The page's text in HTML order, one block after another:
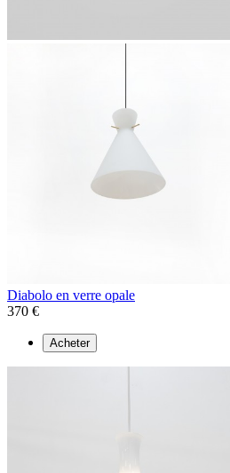
Diabolo en verre opale
370 €
Acheter